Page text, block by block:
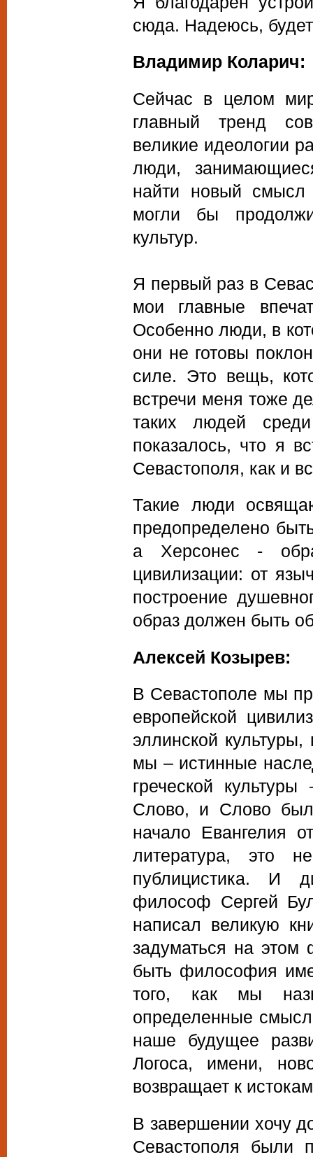
сюда. Надеюсь,
Владимир Коларич:
Сейчас в целом
главный тренд
великие идеологии
люди,
найти новый смысл
могли бы
культур.
Я первый раз в
мои главные
Особенно люди, в
они не готовы
силе. Это вещь,
встречи меня тоже
таких людей
показалось, что я
Севастополя, как и
Такие люди
предопределено
а Херсонес -
цивилизации: от
построение
образ должен быть
Алексей Козырев:
В Севастополе мы
европейской
эллинской
мы – истинные
греческой
Слово, и Слово
начало Евангелия
литература, это
публицистика. И
философ Сергей
написал великую
задуматься на
быть философия
того, как мы
определенные
наше будущее
Логоса, имени,
возвращает к
В завершении хочу
Севастополя были